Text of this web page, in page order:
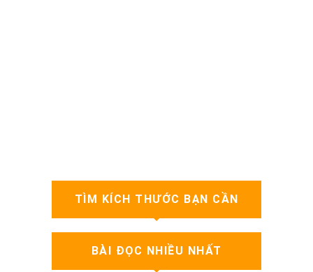
TÌM KÍCH THƯỚC BẠN CẦN
BÀI ĐỌC NHIỀU NHẤT